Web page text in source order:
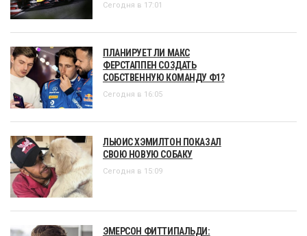
Сегодня в 17:01
ПЛАНИРУЕТ ЛИ МАКС
ФЕРСТАППЕН СОЗДАТЬ
СОБСТВЕННУЮ КОМАНДУ Ф1?
Сегодня в 16:05
ЛЬЮИС ХЭМИЛТОН ПОКАЗАЛ
СВОЮ НОВУЮ СОБАКУ
Сегодня в 15:09
ЭМЕРСОН ФИТТИПАЛЬДИ: